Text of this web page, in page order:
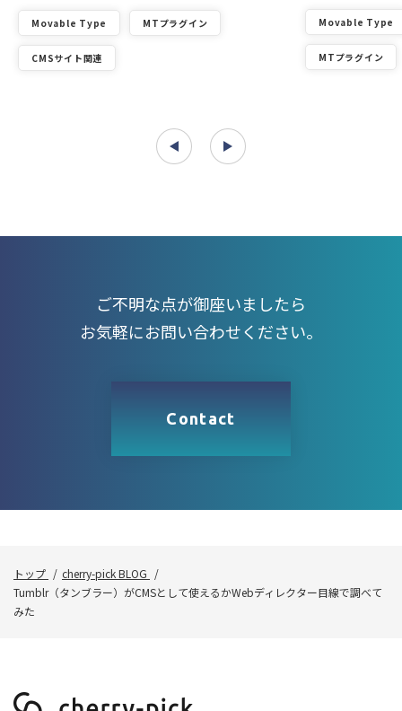
Movable Type MTプラグイン
CMSサイト関連
Movable Type
MTプラグイン
ご不明な点が御座いましたら
お気軽にお問い合わせください。
Contact
トップ
cherry-pick BLOG
Tumblr（タンブラー）がCMSとして使えるかWebディレクター目線で調べて
みた